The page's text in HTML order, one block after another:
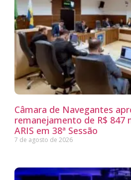
Câmara de Navegantes
remanejamento de R$ 847
ARIS em 38ª Sessão
7 de agosto de 2026